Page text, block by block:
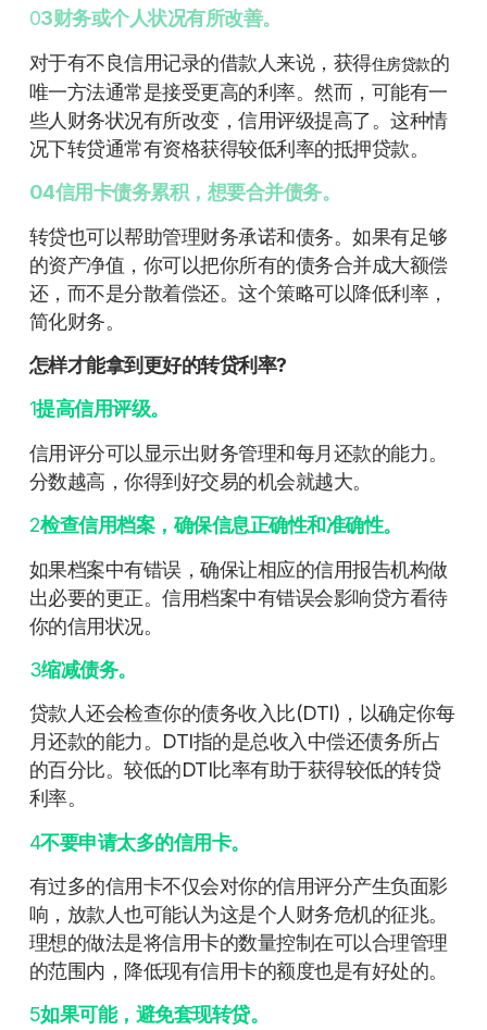
03财务或个人状况有所改善。
对于有不良信用记录的借款人来说，获得住房贷款的
唯一方法通常是接受更高的利率。然而，可能有一
些人财务状况有所改变，信用评级提高了。这种情
况下转贷通常有资格获得较低利率的抵押贷款。
04信用卡债务累积，想要合并债务。
转贷也可以帮助管理财务承诺和债务。如果有足够
的资产净值，你可以把你所有的债务合并成大额偿
还，而不是分散着偿还。这个策略可以降低利率，
简化财务。
怎样才能拿到更好的转贷利率?
1提高信用评级。
信用评分可以显示出财务管理和每月还款的能力。
分数越高，你得到好交易的机会就越大。
2检查信用档案，确保信息正确性和准确性。
如果档案中有错误，确保让相应的信用报告机构做
出必要的更正。信用档案中有错误会影响贷方看待
你的信用状况。
3缩减债务。
贷款人还会检查你的债务收入比(DTI)，以确定你每
月还款的能力。DTI指的是总收入中偿还债务所占
的百分比。较低的DTI比率有助于获得较低的转贷
利率。
4不要申请太多的信用卡。
有过多的信用卡不仅会对你的信用评分产生负面影
响，放款人也可能认为这是个人财务危机的征兆。
理想的做法是将信用卡的数量控制在可以合理管理
的范围内，降低现有信用卡的额度也是有好处的。
5如果可能，避免套现转贷。